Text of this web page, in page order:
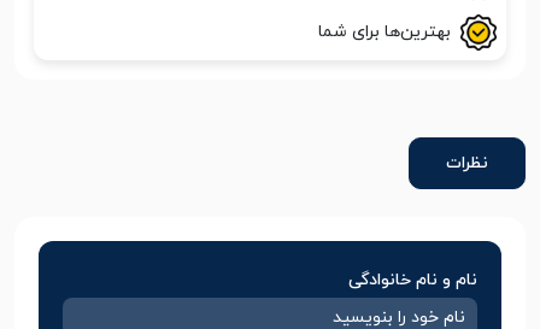
بهترین‌ها برای شما
نظرات
نام و نام خانوادگی